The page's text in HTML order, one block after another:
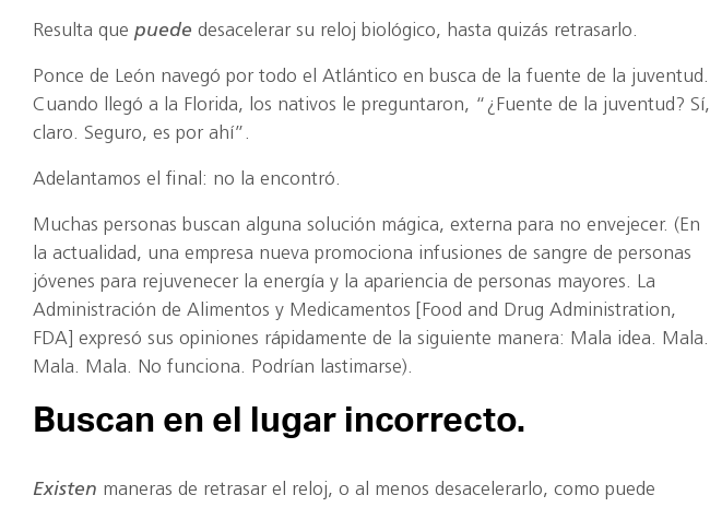
Resulta que puede desacelerar su reloj biológico, hasta quizás retrasarlo.
Ponce de León navegó por todo el Atlántico en busca de la fuente de la juventud.
Cuando llegó a la Florida, los nativos le preguntaron, “¿Fuente de la juventud? Sí,
claro. Seguro, es por ahí”.
Adelantamos el final: no la encontró.
Muchas personas buscan alguna solución mágica, externa para no envejecer. (En
la actualidad, una empresa nueva promociona infusiones de sangre de personas
jóvenes para rejuvenecer la energía y la apariencia de personas mayores. La
Administración de Alimentos y Medicamentos [Food and Drug Administration,
FDA] expresó sus opiniones rápidamente de la siguiente manera: Mala idea. Mala.
Mala. Mala. No funciona. Podrían lastimarse).
Buscan en el lugar incorrecto.
Existen maneras de retrasar el reloj, o al menos desacelerarlo, como puede